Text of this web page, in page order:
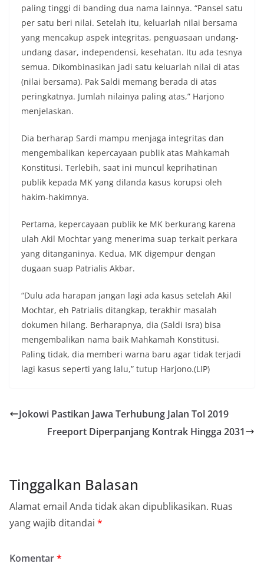
paling tinggi di banding dua nama lainnya. “Pansel satu
per satu beri nilai. Setelah itu, keluarlah nilai bersama
yang mencakup aspek integritas, penguasaan undang-
undang dasar, independensi, kesehatan. Itu ada tesnya
semua. Dikombinasikan jadi satu keluarlah nilai di atas
(nilai bersama). Pak Saldi memang berada di atas
peringkatnya. Jumlah nilainya paling atas,” Harjono
menjelaskan.
Dia berharap Sardi mampu menjaga integritas dan
mengembalikan kepercayaan publik atas Mahkamah
Konstitusi. Terlebih, saat ini muncul keprihatinan
publik kepada MK yang dilanda kasus korupsi oleh
hakim-hakimnya.
Pertama, kepercayaan publik ke MK berkurang karena
ulah Akil Mochtar yang menerima suap terkait perkara
yang ditanganinya. Kedua, MK digempur dengan
dugaan suap Patrialis Akbar.
“Dulu ada harapan jangan lagi ada kasus setelah Akil
Mochtar, eh Patrialis ditangkap, terakhir masalah
dokumen hilang. Berharapnya, dia (Saldi Isra) bisa
mengembalikan nama baik Mahkamah Konstitusi.
Paling tidak, dia memberi warna baru agar tidak terjadi
lagi kasus seperti yang lalu,” tutup Harjono.(LIP)
Jokowi Pastikan Jawa Terhubung Jalan Tol 2019
Freeport Diperpanjang Kontrak Hingga 2031
Tinggalkan Balasan
Alamat email Anda tidak akan dipublikasikan. Ruas
yang wajib ditandai *
Komentar*